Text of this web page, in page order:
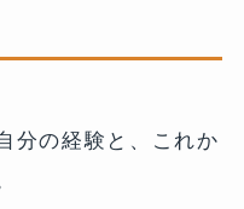
分の経験と、これか